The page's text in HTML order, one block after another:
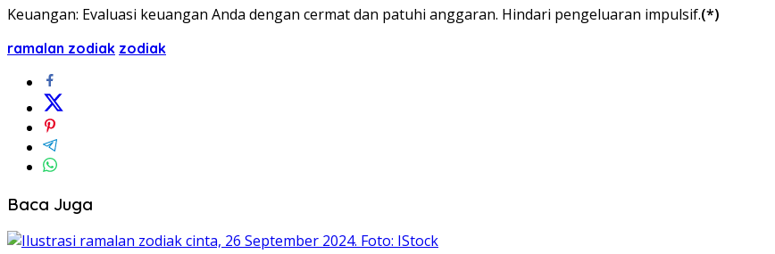
Keuangan: Evaluasi keuangan Anda dengan cermat dan patuhi anggaran. Hindari pengeluaran impulsif.(*)
ramalan zodiak zodiak
Baca Juga